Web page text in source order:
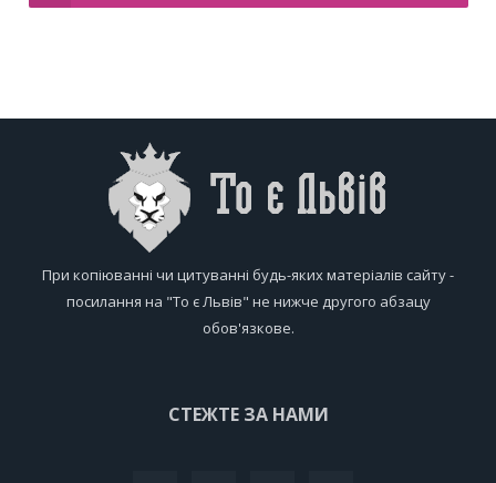
При копіюванні чи цитуванні будь-яких матеріалів сайту -
посилання на "То є Львів" не нижче другого абзацу
обов'язкове.
СТЕЖТЕ ЗА НАМИ